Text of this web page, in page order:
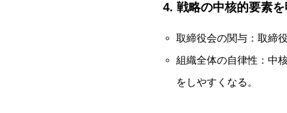
4. 戦略の中核的要素
取締役会の関与：取締
組織全体の自律性：中
をしやすくなる。